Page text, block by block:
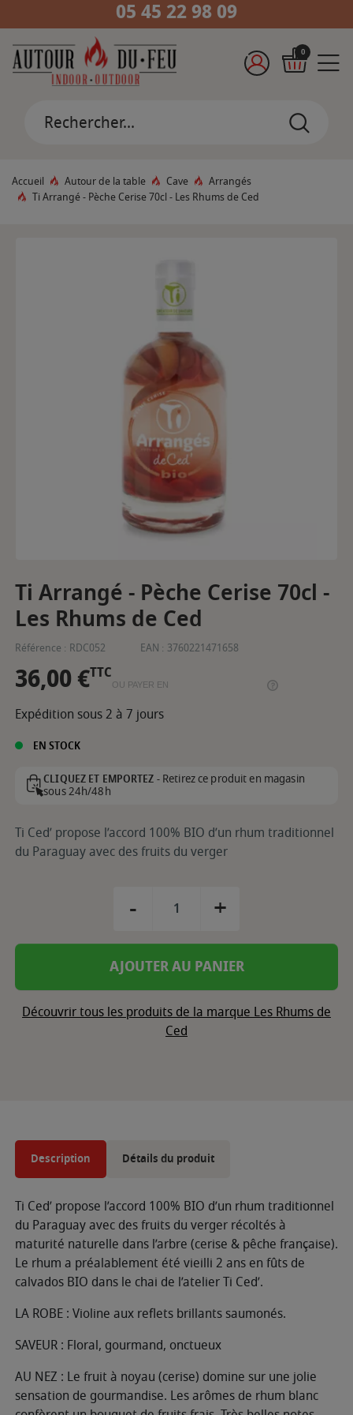
05 45 22 98 09
0
Accueil Autour de la table Cave
Arrangés
Ti Arrangé - Pèche Cerise 70cl - Les Rhums de Ced
Ti Arrangé - Pèche Cerise 70cl -
Les Rhums de Ced
Référence : RDC052 EAN : 3760221471658
36,00 €TTC
OU PAYER EN
Expédition sous 2 à 7 jours
EN STOCK
CLIQUEZ ET EMPORTEZ -Retirez ce produit en magasin
sous 24h/48h
Ti Ced’ propose l’accord 100% BIO d’un rhum traditionnel
du Paraguay avec des fruits du verger
- +
AJOUTER AU PANIER
Découvrir tous les produits de la marque Les Rhums de
Ced
Description Détails du produit
Ti Ced’ propose l’accord 100% BIO d’un rhum traditionnel
du Paraguay avec des fruits du verger récoltés à
maturité naturelle dans l’arbre (cerise & pêche française).
Le rhum a préalablement été vieilli 2 ans en fûts de
calvados BIO dans le chai de l’atelier Ti Ced’.
LA ROBE : Violine aux reflets brillants saumonés.
SAVEUR : Floral, gourmand, onctueux
AU NEZ : Le fruit à noyau (cerise) domine sur une jolie
sensation de gourmandise. Les arômes de rhum blanc